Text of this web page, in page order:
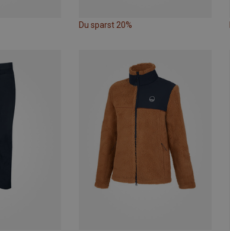
Du sparst 20%